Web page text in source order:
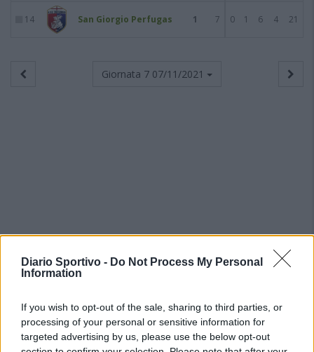
Diario Sportivo - Do Not Process My Personal
Information
If you wish to opt-out of the sale, sharing to third parties, or
processing of your personal or sensitive information for
targeted advertising by us, please use the below opt-out
14 San Giorgio Perfugas 1 7 0 1 6 4 21
Giornata 7 07/11/2021